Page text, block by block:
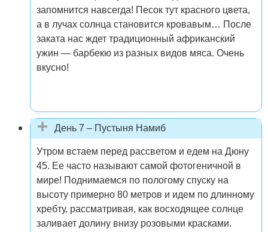
запомнится навсегда! Песок тут красного цвета,
а в лучах солнца становится кровавым… После
заката нас ждет традиционный африканский
ужин — барбекю из разных видов мяса. Очень
вкусно!
День 7 – Пустыня Намиб
Утром встаем перед рассветом и едем на Дюну
45. Ее часто называют самой фотогеничной в
мире! Поднимаемся по пологому спуску на
высоту примерно 80 метров и идем по длинному
хребту, рассматривая, как восходящее солнце
заливает долину внизу розовыми красками.